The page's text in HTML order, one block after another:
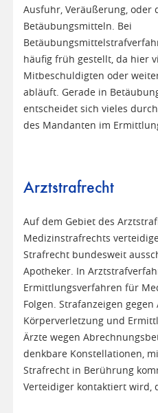
Ausfuhr, Veräußerung, oder
Betäubungsmitteln. Bei
häufig früh gestellt, da hier
Mitbeschuldigten oder
abläuft. Gerade in
entscheidet sich vieles
des Mandanten im
Arztstrafrecht
Auf dem Gebiet des
Medizinstrafrechts
Strafrecht bundesweit
Apotheker. In
Ermittlungsverfahren für
Folgen. Strafanzeigen gegen
Körperverletzung und
Ärzte wegen
denkbare Konstellationen,
Strafrecht in Berührung
Verteidiger kontaktiert wird,